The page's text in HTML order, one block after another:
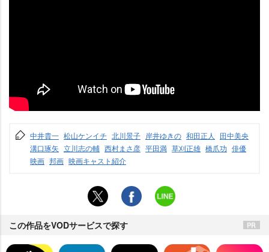
中井貴一 松山ケンイチ 北川景子 岸井ゆきの 和田正人
田中美央
溝口琢矢 立川志の輔 西村まさ彦 平田満 草刈正雄 橋爪功 俳優
映画 邦画 映画キャスト紹介
この作品をVODサービスで探す